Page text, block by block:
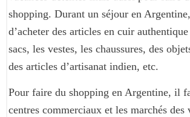
shopping. Durant un séjour en
d’acheter des articles en cuir
sacs, les vestes, les chaussures, des
des articles d’artisanat indien, etc.
Pour faire du shopping en Argentine, il
centres commerciaux et les marchés des